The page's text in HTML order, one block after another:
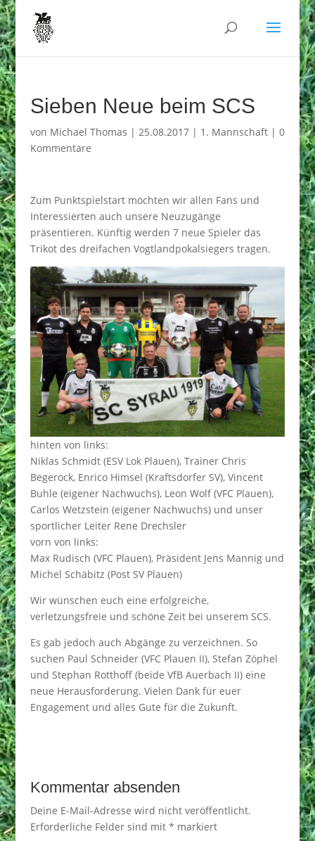
Sieben Neue beim SCS
von Michael Thomas | 25.08.2017| 1. Mannschaft| 0
Kommentare
Zum Punktspielstart möchten wir allen Fans und
Interessierten auch unsere Neuzugänge
präsentieren. Künftig werden 7 neue Spieler das
Trikot des dreifachen Vogtlandpokalsiegers tragen.
hinten von links:
Niklas Schmidt (ESV Lok Plauen), Trainer Chris
Begerock, Enrico Himsel (Kraftsdorfer SV), Vincent
Buhle (eigener Nachwuchs), Leon Wolf (VFC Plauen),
Carlos Wetzstein (eigener Nachwuchs) und unser
sportlicher Leiter Rene Drechsler
vorn von links:
Max Rudisch (VFC Plauen), Präsident Jens Mannig und
Michel Schäbitz (Post SV Plauen)
Wir wünschen euch eine erfolgreiche,
verletzungsfreie und schöne Zeit bei unserem SCS.
Es gab jedoch auch Abgänge zu verzeichnen. So
suchen Paul Schneider (VFC Plauen II), Stefan Zöphel
und Stephan Rotthoff (beide VfB Auerbach II) eine
neue Herausforderung. Vielen Dank für euer
Engagement und alles Gute für die Zukunft.
Kommentar absenden
Deine E-Mail-Adresse wird nicht veröffentlicht.
Erforderliche Felder sind mit * markiert